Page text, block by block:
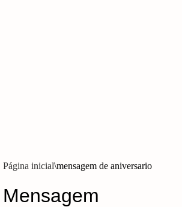
Página inicial mensagem de aniversario
Mensagem